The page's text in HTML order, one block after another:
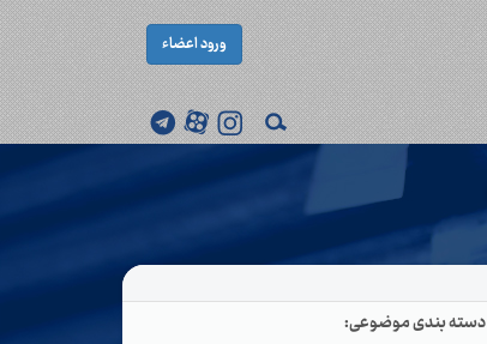
ورود اعضاء
دسته بندی موضوعی: